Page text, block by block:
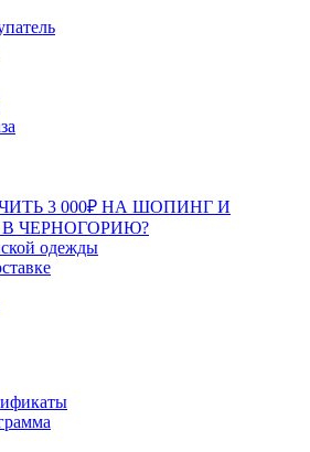
3 000₽ НА ШОПИНГ И
ЧЕРНОГОРИЮ?
одежды